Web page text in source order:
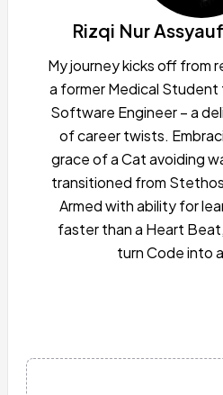
Rizqi Nur
My journey kicks off from
a former Medical Student
Software Engineer – a
of career twists.
grace of a Cat avoiding
transitioned from
Armed with ability for
faster than a Heart
turn Code into